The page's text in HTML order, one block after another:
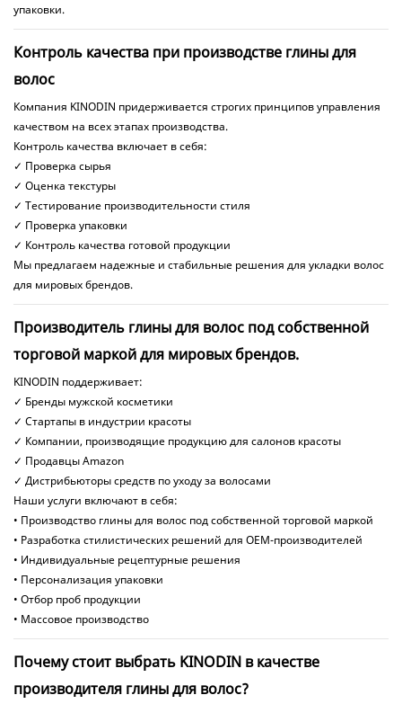
упаковки.
Контроль качества при производстве глины для
волос
Компания KINODIN придерживается строгих принципов управления
качеством на всех этапах производства.
Контроль качества включает в себя:
✓ Проверка сырья
✓ Оценка текстуры
✓ Тестирование производительности стиля
✓ Проверка упаковки
✓ Контроль качества готовой продукции
Мы предлагаем надежные и стабильные решения для укладки волос
для мировых брендов.
Производитель глины для волос под собственной
торговой маркой для мировых брендов.
KINODIN поддерживает:
✓ Бренды мужской косметики
✓ Стартапы в индустрии красоты
✓ Компании, производящие продукцию для салонов красоты
✓ Продавцы Amazon
✓ Дистрибьюторы средств по уходу за волосами
Наши услуги включают в себя:
• Производство глины для волос под собственной торговой маркой
• Разработка стилистических решений для OEM-производителей
• Индивидуальные рецептурные решения
• Персонализация упаковки
• Отбор проб продукции
• Массовое производство
Почему стоит выбрать KINODIN в качестве
производителя глины для волос?